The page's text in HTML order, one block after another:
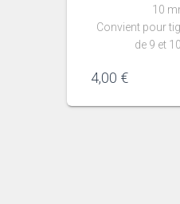
10
Convient pour
de 9 et
4,00 €